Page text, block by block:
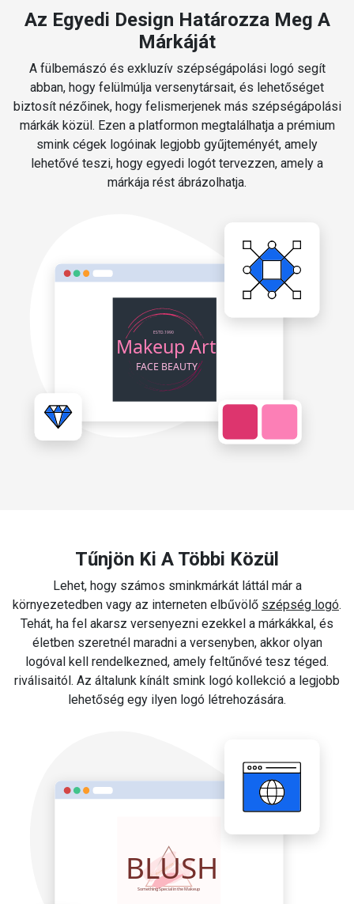
Az Egyedi Design Határozza Meg A
Márkáját
A fülbemászó és exkluzív szépségápolási logó segít
abban, hogy felülmúlja versenytársait, és lehetőséget
biztosít nézőinek, hogy felismerjenek más szépségápolási
márkák közül. Ezen a platformon megtalálhatja a prémium
smink cégek logóinak legjobb gyűjteményét, amely
lehetővé teszi, hogy egyedi logót tervezzen, amely a
márkája rést ábrázolhatja.
Tűnjön Ki A Többi Közül
Lehet, hogy számos sminkmárkát láttál már a
környezetedben vagy az interneten elbűvölő szépség logó.
Tehát, ha fel akarsz versenyezni ezekkel a márkákkal, és
életben szeretnél maradni a versenyben, akkor olyan
logóval kell rendelkezned, amely feltűnővé tesz téged.
riválisaitól. Az általunk kínált smink logó kollekció a legjobb
lehetőség egy ilyen logó létrehozására.